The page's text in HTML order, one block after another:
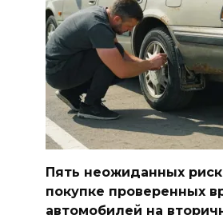
Пять неожиданных
покупке проверенных
автомобилей на